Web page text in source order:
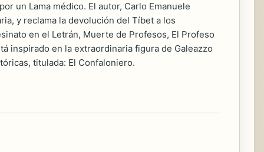
un Lama médico. El autor, Carlo Emanuele
y reclama la devolución del Tíbet a los
en el Letrán, Muerte de Profesos, El Profeso
inspirado en la extraordinaria figura de Galeazzo
titulada: El Confaloniero.